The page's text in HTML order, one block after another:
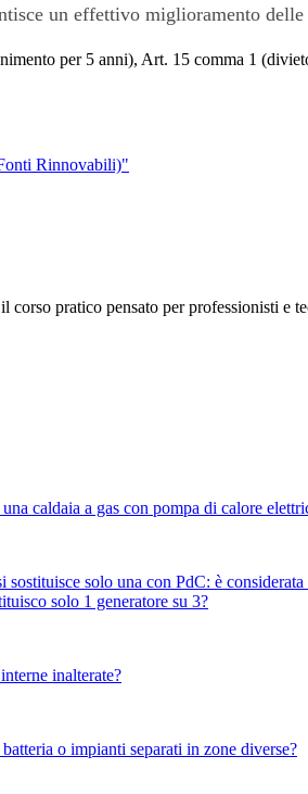
un effettivo miglioramento
per 5 anni), Art. 15 comma 1
Rinnovabili)"
pratico pensato per professionisti e
caldaia a gas con pompa di calore
sostituisce solo una con PdC: è
solo 1 generatore su 3?
inalterate?
o impianti separati in zone diverse?